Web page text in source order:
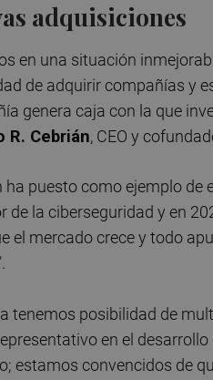
adquisiciones
en una situación
de adquirir compañías y
genera caja con la que
R. Cebrián, CEO y
ha puesto como ejemplo de
de la ciberseguridad y en
el mercado crece y todo
tenemos posibilidad de
en el
estamos convencidos de